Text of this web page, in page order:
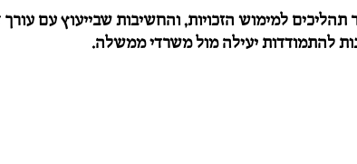
תהליכים למימוש הזכויות, והחשיבות שבייעוץ עם עורך
להתמודדות יעילה מול משרדי ממשלה.